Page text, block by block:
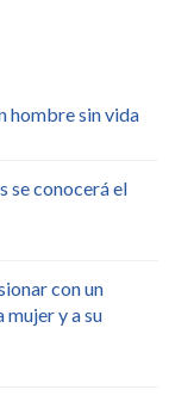
hombre sin vida
se conocerá el
con un
mujer y a su